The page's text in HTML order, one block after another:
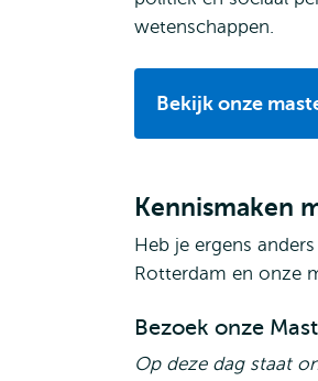
wetenschappen.
Bekijk onze
Kennismaken
Heb je ergens
Rotterdam en onze
Bezoek onze
Op deze dag staat